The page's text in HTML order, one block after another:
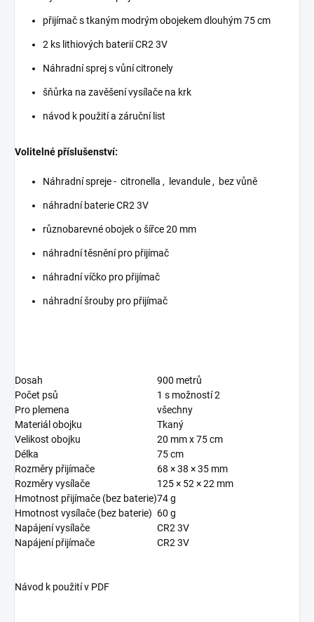
přijímač s tkaným modrým obojekem dlouhým 75 cm
2 ks lithiových baterií CR2 3V
Náhradní sprej s vůní citronely
šňůrka na zavěšení vysílače na krk
návod k použití a záruční list
Volitelné příslušenství:
Náhradní spreje - citronella , levandule , bez vůně
náhradní baterie CR2 3V
různobarevné obojek o šířce 20 mm
náhradní těsnění pro přijímač
náhradní víčko pro přijímač
náhradní šrouby pro přijímač
Dosah
900 metrů
Počet psů
1 s možností 2
Pro plemena
všechny
Materiál obojku
Tkaný
Velikost obojku
20 mm x 75 cm
Délka
75 cm
Rozměry přijímače
68 × 38 × 35 mm
Rozměry vysílače
125 × 52 × 22 mm
Hmotnost přijímače (bez baterie)74 g
Hmotnost vysílače (bez baterie) 60 g
Napájení vysílače
CR2 3V
Napájení přijímače
CR2 3V
Návod k použití v PDF